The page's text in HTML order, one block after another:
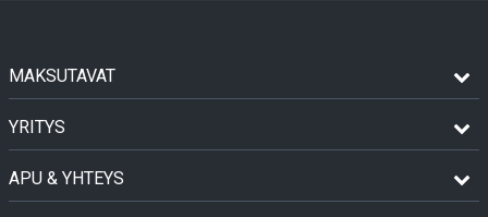
MAKSUTAVAT
YRITYS
APU & YHTEYS